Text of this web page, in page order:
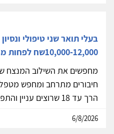
בעלי תואר שני טיפולי
10,000-12,000שח לפחות מחצי משרה אחהצ
מחפשים את השילוב המנצח
חיבורים מתרחב ומחפש
הרך עד 18 שרוצים עניין והתפתחות
6/8/2026